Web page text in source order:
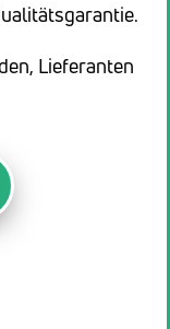
Lieferanten